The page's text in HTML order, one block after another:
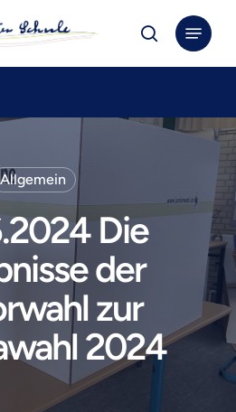
search
Menu
Allgemein
Die
der
zur
2024
Close